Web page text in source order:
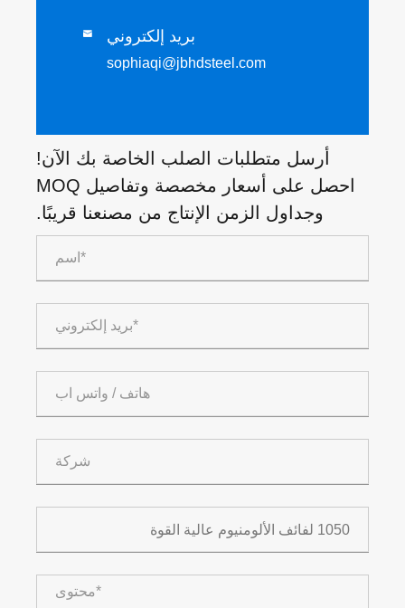
 بريد إلكتروني
sophiaqi@jbhdsteel.com
أرسل متطلبات الصلب الخاصة بك الآن!
احصل على أسعار مخصصة وتفاصيل MOQ
وجداول الزمن الإنتاج من مصنعنا قريبًا.